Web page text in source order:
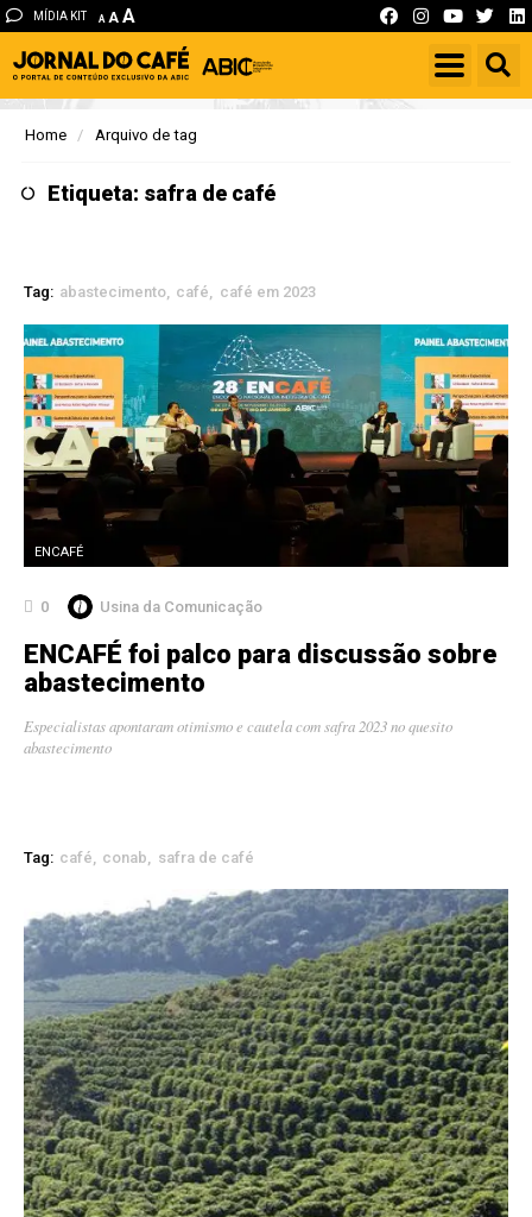
MÍDIA KIT A A A
Home Arquivo de tag
Etiqueta: safra de café
Tag: abastecimento café café em 2023
ENCAFÉ
0 Usina da Comunicação
ENCAFÉ foi palco para discussão sobre
abastecimento
Especialistas apontaram otimismo e cautela com safra 2023 no quesito
abastecimento
Tag: café conab safra de café